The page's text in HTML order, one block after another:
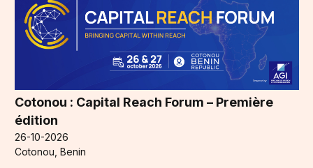
Cotonou : Capital Reach Forum – Première
édition
26-10-2026
Cotonou, Benin